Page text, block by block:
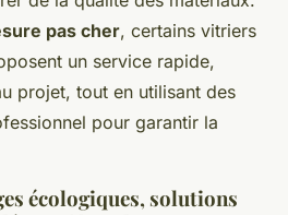
pas cher, certains vitriers
un service rapide,
projet, tout en utilisant des
pour garantir la
écologiques, solutions